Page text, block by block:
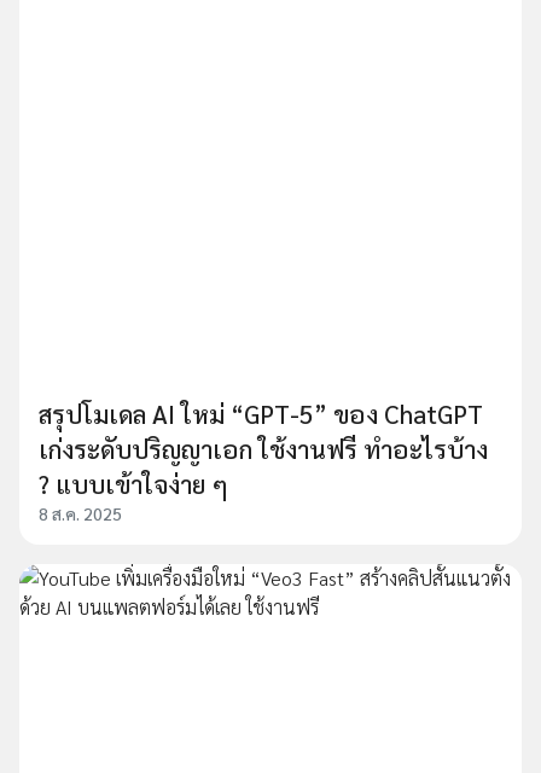
สรุปโมเดล AI ใหม่ “GPT-5” ของ ChatGPT
เก่งระดับปริญญาเอก ใช้งานฟรี ทำอะไรบ้าง
? แบบเข้าใจง่าย ๆ
8 ส.ค. 2025